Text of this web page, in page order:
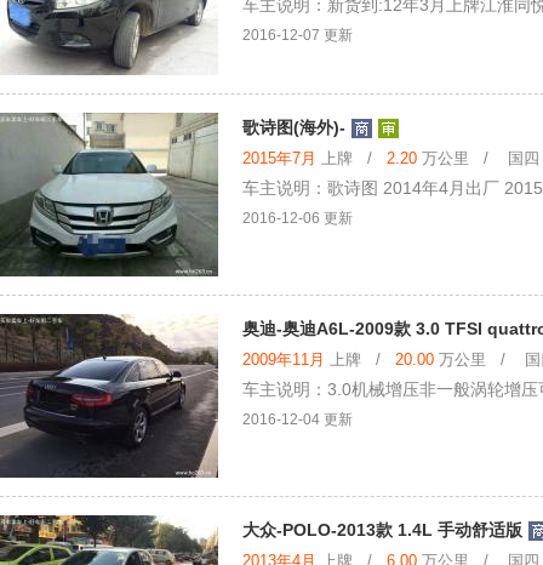
车主说明：新货到:12年3月上牌江淮同
2016-12-07 更新
歌诗图(海外)-
2015年7月 上牌 / 2.20 万公里 / 国四 /
车主说明：歌诗图 2014年4月出厂
2016-12-06 更新
奥迪-奥迪A6L-2009款 3.0 TFSI
2009年11月 上牌 / 20.00 万公里 / 国
车主说明：3.0机械增压非一般涡轮增
2016-12-04 更新
大众-POLO-2013款 1.4L 手动舒适版
2013年4月 上牌 / 6.00 万公里 / 国四 /